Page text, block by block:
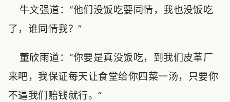
牛文强道：“他们没饭吃要同情，我也没饭吃
了，谁同情我？”
董欣雨道：“你要是真没饭吃，到我们皮革厂
来吧，我保证每天让食堂给你四菜一汤，只要你
不逼我们赔钱就行。”